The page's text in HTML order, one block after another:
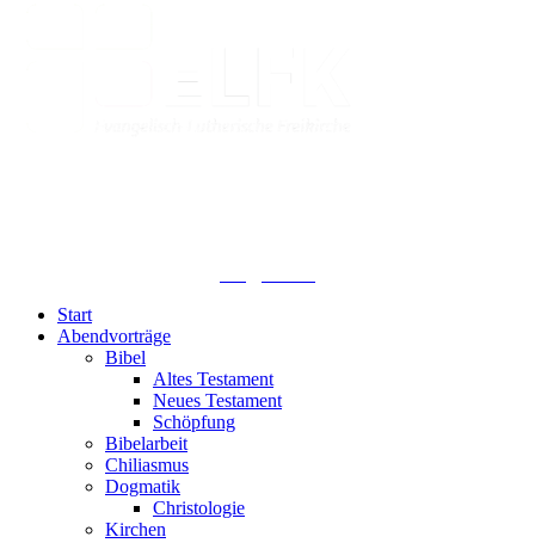
Start
Abendvorträge
Bibel
Altes Testament
Neues Testament
Schöpfung
Bibelarbeit
Chiliasmus
Dogmatik
Christologie
Kirchen